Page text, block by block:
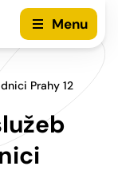
Menu
Prahy 12